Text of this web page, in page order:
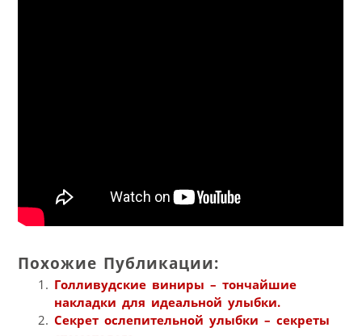
Похожие Публикации:
Голливудские виниры – тончайшие
накладки для идеальной улыбки.
Секрет ослепительной улыбки – секреты